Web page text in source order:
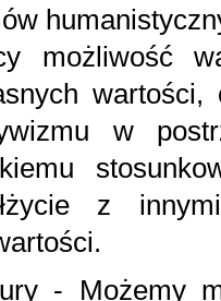
możliwość
w
z
- Możemy